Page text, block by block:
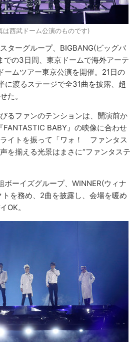
は西武ドーム公演のものです)
ターグループ、BIGBANG(ビッグバ
での3日間、東京ドームで海外アーテ
ームツアー東京公演を開催。21日の
に渡るステージで全31曲を披露、超
た。
るファンのテンションは、開演前か
FANTASTIC BABY』の映像に合わせ
イトを振って「ワォ！ ファンタス
を揃える光景はまさに“ファンタステ
ボーイズグループ、WINNER(ウィナ
を務め、2曲を披露し、会場を暖め
OK。